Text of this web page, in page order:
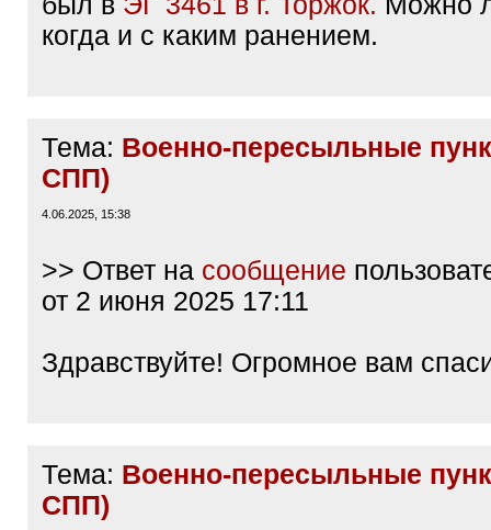
когда и с каким ранением.
Тема: Военно-пересыльные
СПП)
4.06.2025, 15:38
>> Ответ на сообщение
от 2 июня 2025 17:11
Здравствуйте! Огромное вам
Тема: Военно-пересыльные
СПП)